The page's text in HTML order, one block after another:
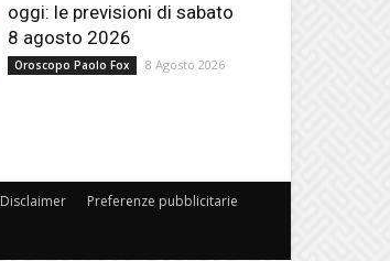
oggi: le previsioni di sabato
8 agosto 2026
Oroscopo Paolo Fox 8 Agosto 2026
Disclaimer Preferenze pubblicitarie